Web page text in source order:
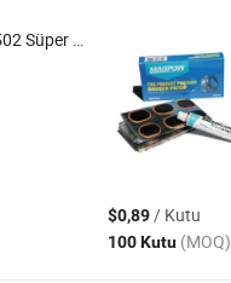
, Silikon Sızdırmazlık
$0,89/ Kutu
100 Kutu (MOQ)